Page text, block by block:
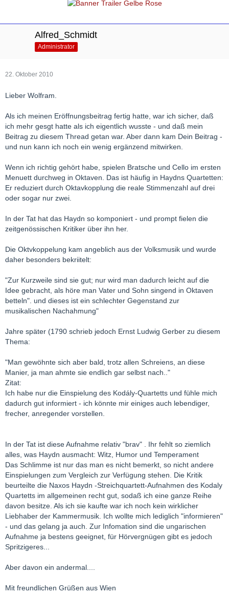
Alfred_Schmidt
Administrator
22. Oktober 2010
Lieber Wolfram.
Als ich meinen Eröffnungsbeitrag fertig hatte, war ich sicher, daß
ich mehr gesgt hatte als ich eigentlich wusste - und daß mein
Beitrag zu diesem Thread getan war. Aber dann kam Dein Beitrag -
und nun kann ich noch ein wenig ergänzend mitwirken.
Wenn ich richtig gehört habe, spielen Bratsche und Cello im ersten
Menuett durchweg in Oktaven. Das ist häufig in Haydns Quartetten:
Er reduziert durch Oktavkopplung die reale Stimmenzahl auf drei
oder sogar nur zwei.
In der Tat hat das Haydn so komponiert - und prompt fielen die
zeitgenössischen Kritiker über ihn her.
Die Oktvkoppelung kam angeblich aus der Volksmusik und wurde
daher besonders bekriitelt:
"Zur Kurzweile sind sie gut; nur wird man dadurch leicht auf die
Idee gebracht, als höre man Vater und Sohn singend in Oktaven
betteln". und dieses ist ein schlechter Gegenstand zur
musikalischen Nachahmung"
Jahre später (1790 schrieb jedoch Ernst Ludwig Gerber zu diesem
Thema:
"Man gewöhnte sich aber bald, trotz allen Schreiens, an diese
Manier, ja man ahmte sie endlich gar selbst nach.."
Zitat:
Ich habe nur die Einspielung des Kodály-Quartetts und fühle mich
dadurch gut informiert - ich könnte mir einiges auch lebendiger,
frecher, anregender vorstellen.
In der Tat ist diese Aufnahme relativ "brav" . Ihr fehlt so ziemlich
alles, was Haydn ausmacht: Witz, Humor und Temperament
Das Schlimme ist nur das man es nicht bemerkt, so nicht andere
Einspielungen zum Vergleich zur Verfügung stehen. Die Kritik
beurteilte die Naxos Haydn -Streichquartett-Aufnahmen des Kodaly
Quartetts im allgemeinen recht gut, sodaß ich eine ganze Reihe
davon besitze. Als ich sie kaufte war ich noch kein wirklicher
Liebhaber der Kammermusik. Ich wollte mich lediglich "informieren"
- und das gelang ja auch. Zur Infomation sind die ungarischen
Aufnahme ja bestens geeignet, für Hörvergnügen gibt es jedoch
Spritzigeres...
Aber davon ein andermal....
Mit freundlichen Grüßen aus Wien